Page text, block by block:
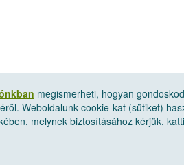
megismerheti, hogyan
Weboldalunk cookie-kat (sütiket)
melynek biztosításához kérjük,